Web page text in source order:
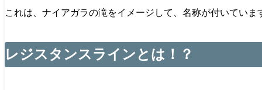
これは、ナイアガラの滝をイメージして、名称が付いていま
レジスタンスラインとは！？